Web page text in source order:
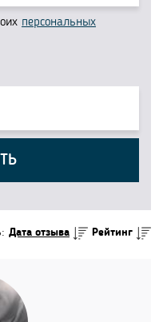
персональных
Дата отзыва Рейтинг